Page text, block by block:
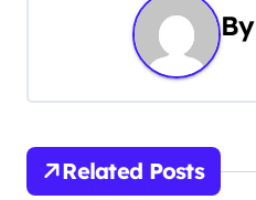
v
i
By
Related Posts